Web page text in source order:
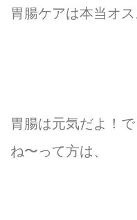
胃腸ケアは本当オス
胃腸は元気だよ！
ね〜って方は、